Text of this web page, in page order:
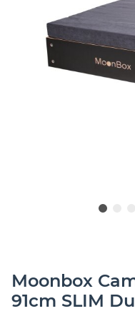
Moonbox
91cm SLIM